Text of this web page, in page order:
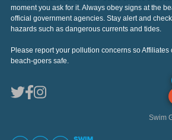
moment you ask for it. Always obey signs at the
official government agencies. Stay alert and
hazards such as dangerous currents and tides.
Please report your pollution concerns so
beach-goers safe.
Swim